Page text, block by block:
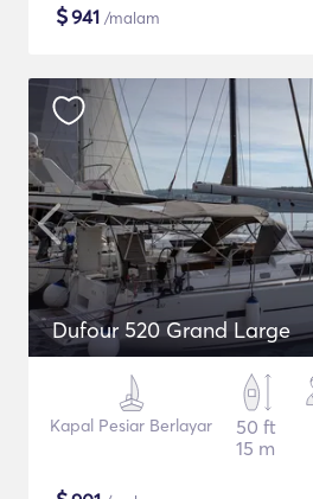
$941 /malam
Dufour 520 Grand Large
Kapal Pesiar Berlayar
50 ft
15 m